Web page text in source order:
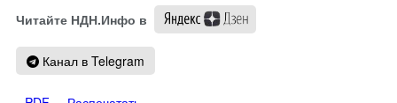
Читайте НДН.Инфо в
Канал в Telegram